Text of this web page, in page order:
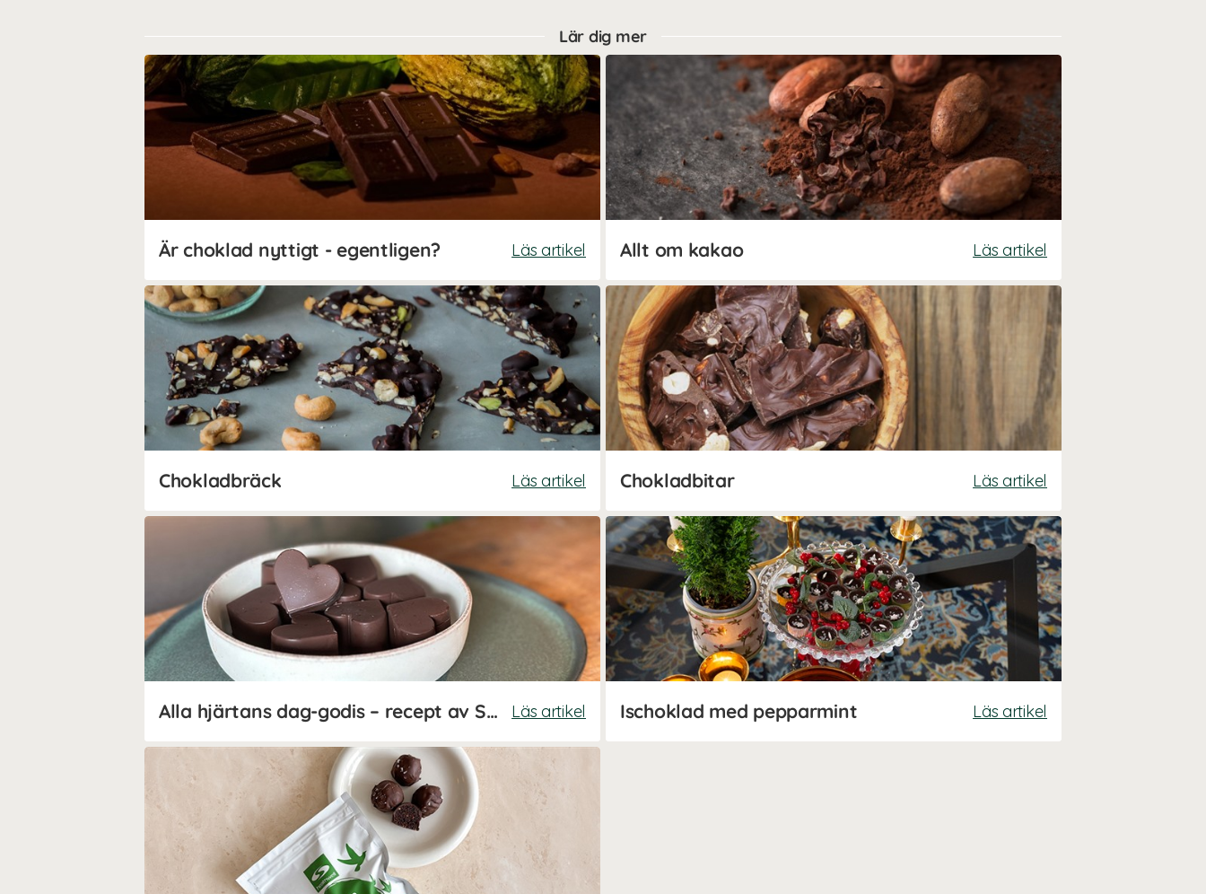
Lär dig mer
Är choklad nyttigt - egentligen? Läs artikel Allt om kakao Läs artikel
Chokladbräck Läs artikel Chokladbitar Läs artikel
Alla hjärtans dag-godis – recept av Susanna Jungblom Läs artikel Ischoklad med pepparmint Läs artikel